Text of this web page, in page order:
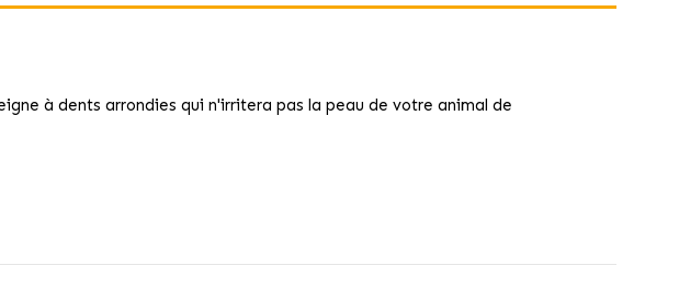
à dents arrondies qui n'irritera pas la peau de votre animal de